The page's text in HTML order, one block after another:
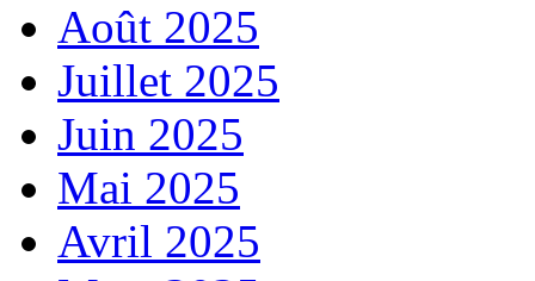
Août 2025
Juillet 2025
Juin 2025
Mai 2025
Avril 2025